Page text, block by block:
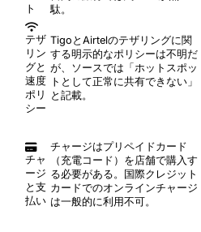
ト
駄。
テザ
リン
グと
速度
ポリ
シー
TigoとAirtelのテザリングに関
する明示的なポリシーは不明だ
が、ソースでは「ホットスポッ
トとして正常に共有できない」
と記載。
チャ
ージ
と支
払い
チャージはプリペイドカード
（充電コード）を店舗で購入す
る必要がある。国際クレジット
カードでのオンラインチャージ
は一般的に利用不可。